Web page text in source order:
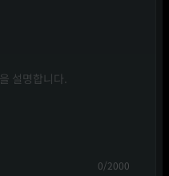
0/2000